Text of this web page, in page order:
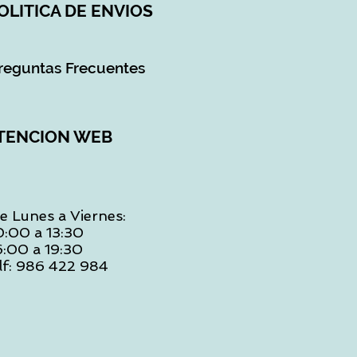
DE ENVIOS
Frecuentes
WEB
Lunes a Viernes:
a 13:30
a 19:30
986 422 984